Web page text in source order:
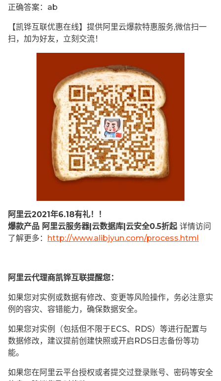
正确答案：ab
【凯铧互联优惠在线】提供阿里云爆款特惠服务,微信扫一
扫，加为好友，立刻交流！
阿里云2021年6.18有礼！！
爆款产品 阿里云服务器|云数据库|云安全0.5折起 详情访问
了解更多： http://www.alibjyun.com/process.html
阿里云代理商凯铧互联提醒您：
如果您对实例或数据有修改、变更等风险操作，务必注意实
例的容灾、容错能力，确保数据安全。
如果您对实例（包括但不限于ECS、RDS）等进行配置与
数据修改，建议提前创建快照或开启RDS日志备份等功
能。
如果您在阿里云平台授权或者提交过登录账号、密码等安全